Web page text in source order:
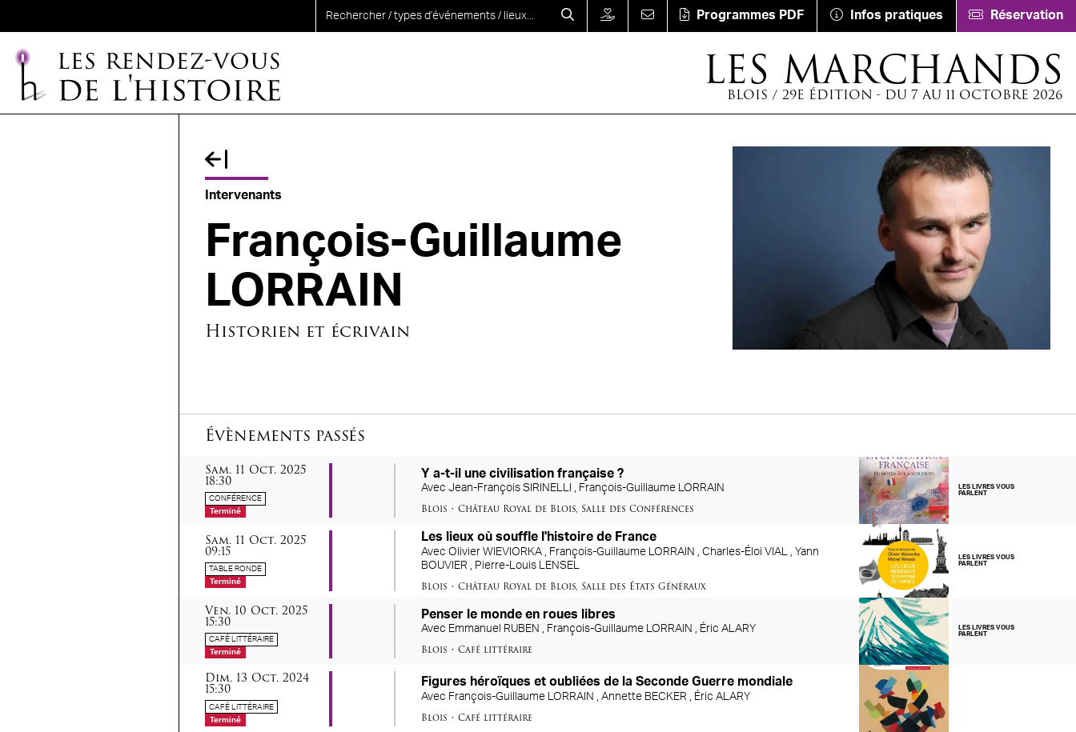
Programmes PDF Infos pratiques Réservation
LES MARCHANDS
BLOIS / 29E ÉDITION - DU 7 AU 11 OCTOBRE 2026
Fil d'Ariane
Intervenants
François-Guillaume
LORRAIN
Historien et écrivain
Évènements passés
samedi
Sam. 11 octobre
Oct. 2025
18:30
CONFÉRENCE
Terminé
Y a-t-il une civilisation française ?
AvecJean-François SIRINELLI , François-Guillaume LORRAIN
Blois •Château Royal de Blois, Salle des Conférences
LES LIVRES VOUS
PARLENT
samedi
Sam. 11 octobre
Oct. 2025
09:15
TABLE RONDE
Terminé
Les lieux où souffle l'histoire de France
AvecOlivier WIEVIORKA , François-Guillaume LORRAIN ,Charles-Éloi VIAL ,Yann
BOUVIER ,
Pierre-Louis LENSEL
Blois •Château Royal de Blois, Salle des États Généraux
LES LIVRES VOUS
PARLENT
vendredi
Ven. 10 octobre
Oct. 2025
15:30
CAFÉ LITTÉRAIRE
Terminé
Penser le monde en roues libres
Avec Emmanuel RUBEN , François-Guillaume LORRAIN , Éric ALARY
Blois •Café littéraire
LES LIVRES VOUS
PARLENT
dimanche
Dim. 13 octobre
Oct. 2024
15:30
CAFÉ LITTÉRAIRE
Terminé
Figures héroïques et oubliées de la Seconde Guerre mondiale
Avec François-Guillaume LORRAIN ,Annette BECKER , Éric ALARY
Blois •Café littéraire